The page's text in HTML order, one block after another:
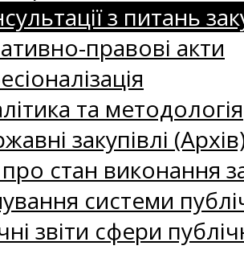
з питань
правові акти
та методологія
закупівлі
стан виконання
системи
звіти сфери